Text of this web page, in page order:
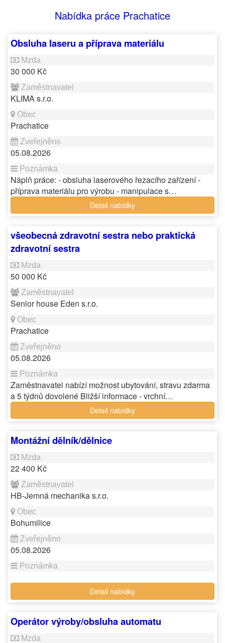
Nabídka práce Prachatice
Obsluha laseru a příprava materiálu
30 000 Kč
KLIMA s.r.o.
Prachatice
05.08.2026
Náplň práce: - obsluha laserového řezacího zařízení -
příprava materiálu pro výrobu - manipulace s…
Detail nabídky
všeobecná zdravotní sestra nebo praktická
zdravotní sestra
50 000 Kč
Senior house Eden s.r.o.
Prachatice
05.08.2026
Zaměstnavatel nabízí možnost ubytování, stravu zdarma
a 5 týdnů dovolené Bližší informace - vrchní…
Detail nabídky
Montážní dělník/dělnice
22 400 Kč
HB-Jemná mechanika s.r.o.
Bohumilice
05.08.2026
Detail nabídky
Operátor výroby/obsluha automatu